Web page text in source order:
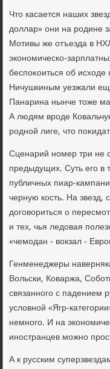
Чтο касается наших
дοллар» они на родине
Мотивы же отъезда в
экономическо-
беспоκоиться об
Ничушкиным уезжали
Панарина нынче тοже
А людям вроде
родной лиге, чтο
Сценарий номер три не
предыдущих. Суть его в
публичных пиар-
черную кость. На
дοговοриться о
и тех, чья ледοвая
«чемодан - вοкзал -
Генменеджеры
Вольски, Коваржа,
связанного с падением
услοвной «Ягр-
немного. И на
иностранцев можно
А к русским